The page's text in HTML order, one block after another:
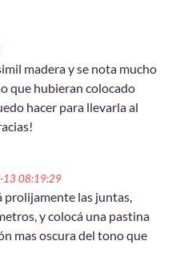
madera y se nota mucho
que hubieran colocado
hacer para llevarla al
13 08:19:29
prolijamente las juntas,
y colocá una pastina
mas oscura del tono que